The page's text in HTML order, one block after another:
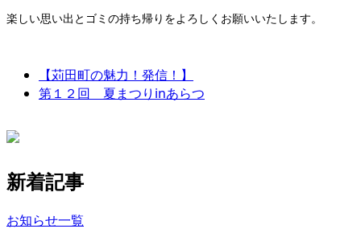
楽しい思い出とゴミの持ち帰りをよろしくお願いいたします。
【苅田町の魅力！発信！】
第１２回 夏まつりinあらつ
新着記事
お知らせ一覧